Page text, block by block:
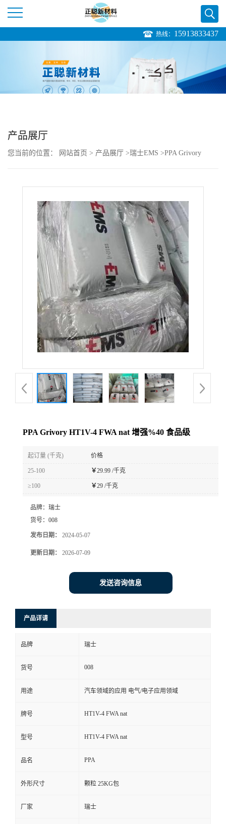
公
品
展
式
在
线
热线： 15913833437
产品展厅
您当前的位置： 网站首页 > 产品展厅 >瑞士EMS >PPA Grivory
PPA Grivory HT1V-4 FWA nat 增强%40 食品级
起订量 (千克) 价格
25-100 ￥29.99 /千克
≥100 ￥29 /千克
品牌： 瑞士
货号： 008
发布日期： 2024-05-07
更新日期： 2026-07-09
发送咨询信息
产品详请
品牌 瑞士
货号 008
用途 汽车领域的应用 电气/电子应用领域
牌号 HT1V-4 FWA nat
型号 HT1V-4 FWA nat
品名 PPA
外形尺寸 颗粒 25KG包
厂家 瑞士